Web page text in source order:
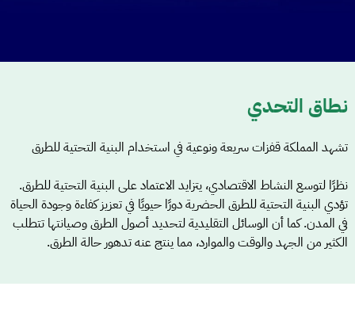
نطاق التحدي
تشهد المملكة قفزات سريعة ونوعية في استخدام البنية التحتية للطرق
نظرًا لتوسع النشاط الاقتصادي، يتزايد الاعتماد على البنية التحتية للطرق.
تؤدي البنية التحتية للطرق الحضرية دورًا حيويًا في تعزيز كفاءة وجودة الحياة
في المدن. كما أن الوسائل التقليدية لتحديد أصول الطرق وصيانتها تتطلب
الكثير من الجهد والوقت والموارد، مما ينتج عنه تدهور حالة الطرق.